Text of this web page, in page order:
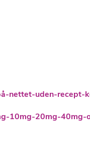
nettet-uden-recept-
10mg-20mg-40mg-